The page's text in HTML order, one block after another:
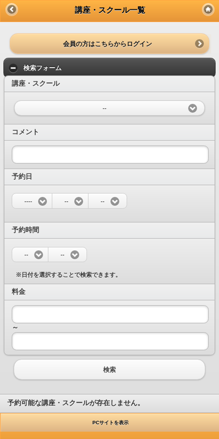
講座・スクール一覧
会員の方はこちらからログイン
検索フォーム
講座・スクール
--
コメント
予約日
---- -- --
予約時間
-- --
※日付を選択することで検索できます。
料金
～
検索
予約可能な講座・スクールが存在しません。
PCサイトを表示